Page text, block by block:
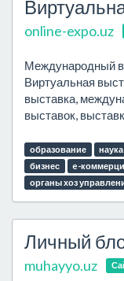
online-expo.uz
Международный
Виртуальная
выставка,
выставок,
образование наука
бизнес
e-
органы хоз
Личный
muhayyo.uz